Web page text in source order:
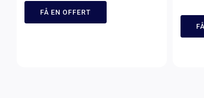
FÅ EN OFFERT